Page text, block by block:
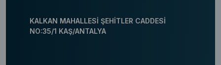
KALKAN MAHALLESİ ŞEHİTLER CADDESİ
NO:35/1 KAŞ/ANTALYA